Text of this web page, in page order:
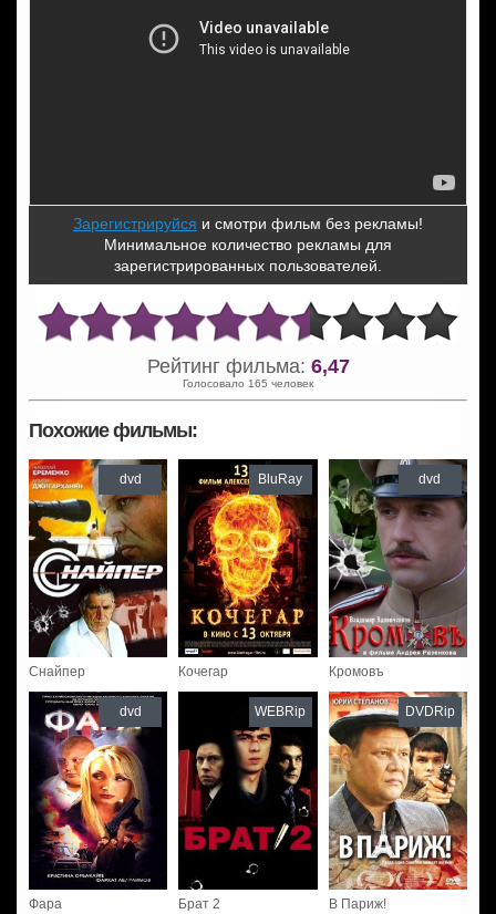
Зарегистрируйся и смотри фильм без рекламы!
Минимальное количество рекламы для
зарегистрированных пользователей.
Рейтинг фильма: 6,47
Голосовало 165 человек
Похожие фильмы:
Снайпер
dvd
Кочегар
BluRay
Кромовъ
dvd
Фара
dvd
Брат 2
WEBRip
В Париж!
DVDRip